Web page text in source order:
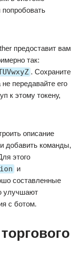
попробовать
предоставит вам
так:
. Сохраните
передавайте его
к этому токену,
описание
добавить команды,
этого
и
составленные
улучшают
с ботом.